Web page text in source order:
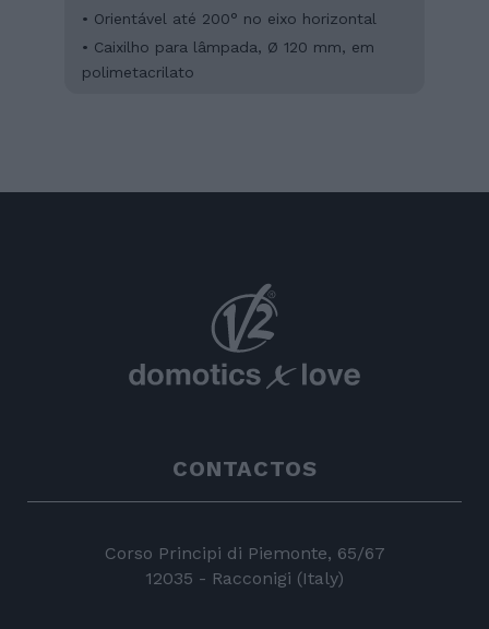
• Orientável até 200° no eixo horizontal
• Caixilho para lâmpada, Ø 120 mm, em
polimetacrilato
CONTACTOS
Corso Principi di Piemonte, 65/67
12035 - Racconigi (Italy)